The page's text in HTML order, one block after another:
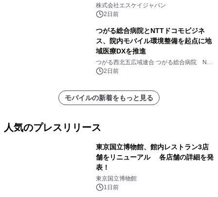
注販売開始
株式会社エスケイジャパン
2日前
つがる総合病院とNTTドコモビジネ
ス、院内モバイル環境整備を起点に地
域医療DXを推進
つがる西北五広域連合 つがる総合病院 NTT
ドコモビジネス株式会社
2日前
モバイルの新着をもっと見る
人気のプレスリリース
東京国立博物館、館内レストラン3店
舗をリニューアル 各店舗の詳細を発
表！
東京国立博物館
1日前